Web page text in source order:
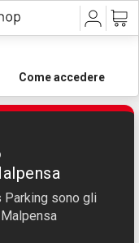
Come accedere
Parking sono gli